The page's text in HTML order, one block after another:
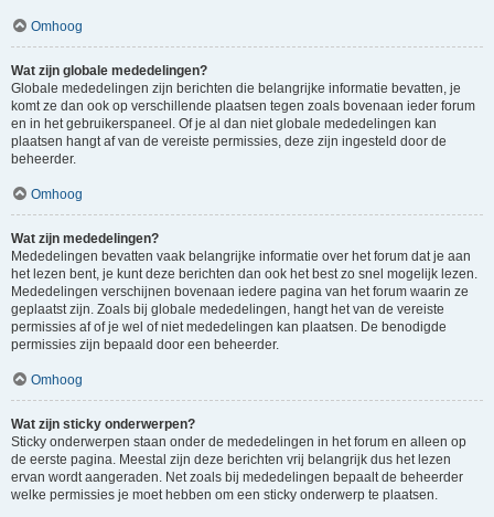
Omhoog
Wat zijn globale mededelingen?
Globale mededelingen zijn berichten die belangrijke informatie bevatten, je
komt ze dan ook op verschillende plaatsen tegen zoals bovenaan ieder forum
en in het gebruikerspaneel. Of je al dan niet globale mededelingen kan
plaatsen hangt af van de vereiste permissies, deze zijn ingesteld door de
beheerder.
Omhoog
Wat zijn mededelingen?
Mededelingen bevatten vaak belangrijke informatie over het forum dat je aan
het lezen bent, je kunt deze berichten dan ook het best zo snel mogelijk lezen.
Mededelingen verschijnen bovenaan iedere pagina van het forum waarin ze
geplaatst zijn. Zoals bij globale mededelingen, hangt het van de vereiste
permissies af of je wel of niet mededelingen kan plaatsen. De benodigde
permissies zijn bepaald door een beheerder.
Omhoog
Wat zijn sticky onderwerpen?
Sticky onderwerpen staan onder de mededelingen in het forum en alleen op
de eerste pagina. Meestal zijn deze berichten vrij belangrijk dus het lezen
ervan wordt aangeraden. Net zoals bij mededelingen bepaalt de beheerder
welke permissies je moet hebben om een sticky onderwerp te plaatsen.